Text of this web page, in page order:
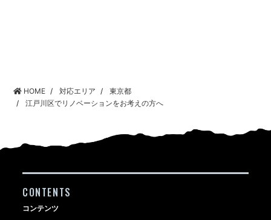
HOME 対応エリア
東京都
江戸川区でリノベーションをお考えの方へ
CONTENTS
コンテンツ